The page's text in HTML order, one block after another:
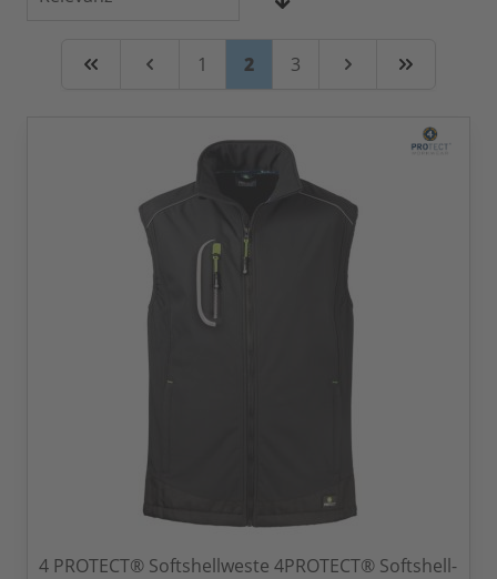
Zuerst Zurück Seite
1 Sie lesen gerade Seite
2 Seite
3 Weiter Zuletzt
4 PROTECT® Softshellweste 4PROTECT® Softshell-